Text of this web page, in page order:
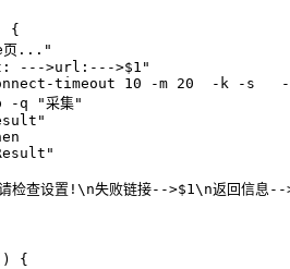
{
页..."
--->url:--->$1"
timeout 10 -m 20  -k -s   -
-q "采集"
查设置!\n失败链接-->$1\n返回信息--
{